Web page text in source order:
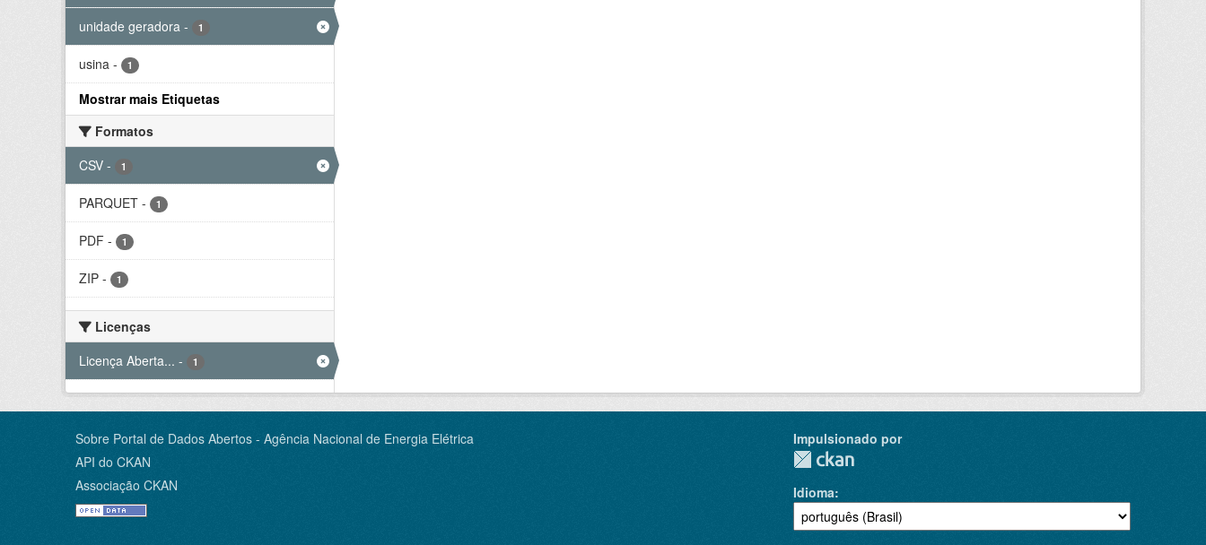
unidade geradora - 1
usina - 1
Mostrar mais Etiquetas
Formatos
CSV - 1
PARQUET - 1
PDF - 1
ZIP - 1
Licenças
Licença Aberta... - 1
Sobre Portal de Dados Abertos - Agência Nacional de Energia Elétrica
API do CKAN
Associação CKAN
Impulsionado por
Idioma